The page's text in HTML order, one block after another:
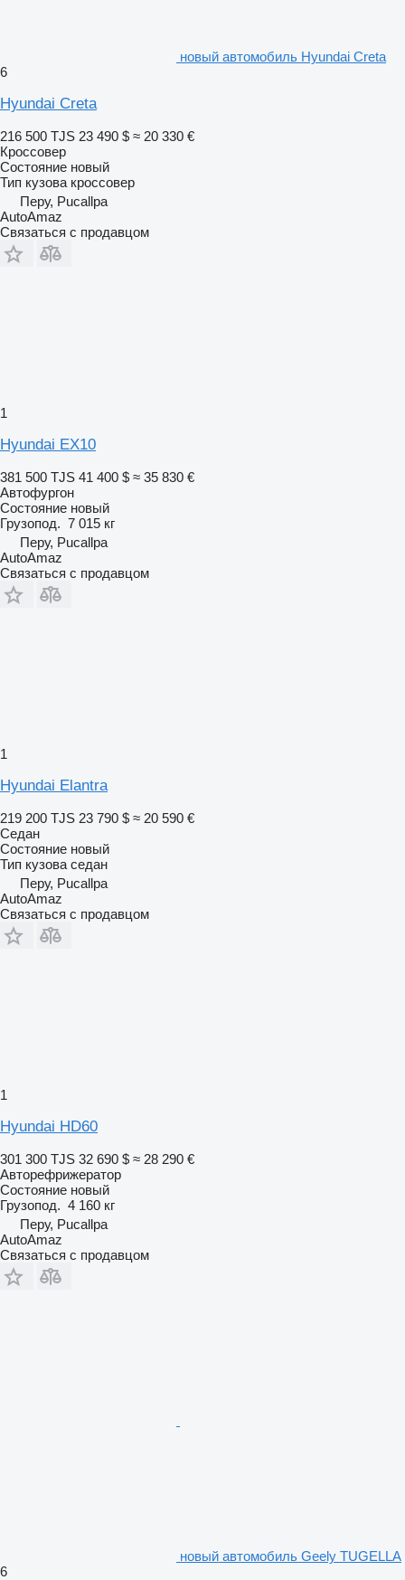
новый автомобиль Hyundai Creta
6
Hyundai Creta
216 500 TJS 23 490 $ ≈ 20 330 €
Кроссовер
Состояние новый
Тип кузова кроссовер
Перу, Pucallpa
AutoAmaz
Связаться с продавцом
1
Hyundai EX10
381 500 TJS 41 400 $ ≈ 35 830 €
Автофургон
Состояние новый
Грузопод. 7 015 кг
Перу, Pucallpa
AutoAmaz
Связаться с продавцом
1
Hyundai Elantra
219 200 TJS 23 790 $ ≈ 20 590 €
Седан
Состояние новый
Тип кузова седан
Перу, Pucallpa
AutoAmaz
Связаться с продавцом
1
Hyundai HD60
301 300 TJS 32 690 $ ≈ 28 290 €
Авторефрижератор
Состояние новый
Грузопод. 4 160 кг
Перу, Pucallpa
AutoAmaz
Связаться с продавцом
новый автомобиль Geely TUGELLA
6